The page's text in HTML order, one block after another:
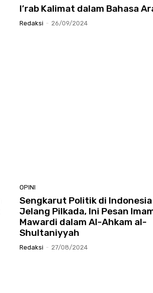
I’rab Kalimat dalam Bahasa
Redaksi - 26/09/2024
OPINI
Sengkarut Politik di Indonesia
Jelang Pilkada, Ini Pesan
Mawardi dalam Al-Ahkam al-
Shultaniyyah
Redaksi - 27/08/2024